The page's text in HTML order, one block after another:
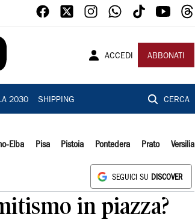
ACCEDI ABBONATI
2030 SHIPPING CERCA
Elba Pisa Pistoia Pontedera Prato Versilia
SEGUICI SU DISCOVER
in piazza?